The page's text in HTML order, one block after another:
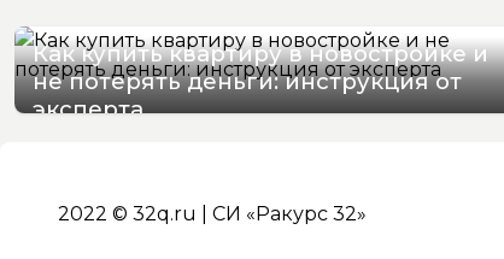
Как купить квартиру в новостройке и
не потерять деньги: инструкция от
эксперта
2022 © 32q.ru | СИ «Ракурс 32»